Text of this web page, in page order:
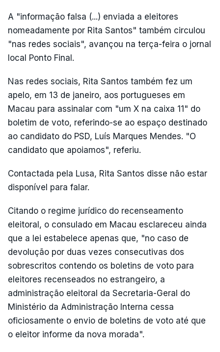
A "informação falsa (...) enviada a eleitores
nomeadamente por Rita Santos" também circulou
"nas redes sociais", avançou na terça-feira o jornal
local Ponto Final.
Nas redes sociais, Rita Santos também fez um
apelo, em 13 de janeiro, aos portugueses em
Macau para assinalar com "um X na caixa 11" do
boletim de voto, referindo-se ao espaço destinado
ao candidato do PSD, Luís Marques Mendes. "O
candidato que apoiamos", referiu.
Contactada pela Lusa, Rita Santos disse não estar
disponível para falar.
Citando o regime jurídico do recenseamento
eleitoral, o consulado em Macau esclareceu ainda
que a lei estabelece apenas que, "no caso de
devolução por duas vezes consecutivas dos
sobrescritos contendo os boletins de voto para
eleitores recenseados no estrangeiro, a
administração eleitoral da Secretaria-Geral do
Ministério da Administração Interna cessa
oficiosamente o envio de boletins de voto até que
o eleitor informe da nova morada".